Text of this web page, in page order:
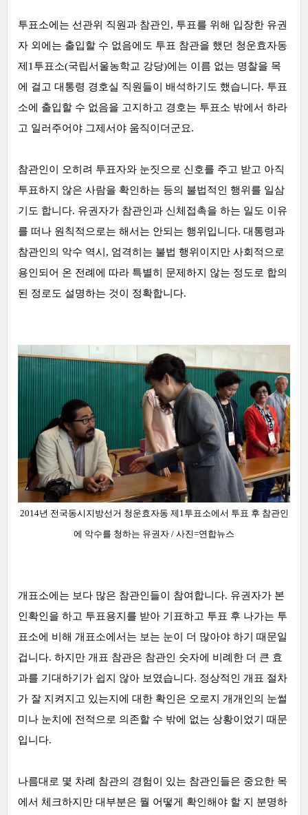
투표소에는 선관위 직원과 참관인, 투표를 위해 입장한 유권
자 외에는 출입할 수 없음에도 투표 참관을 했던 청운효자동
제1투표소(국립서울농학교 강당)에는 이름 없는 명찰을 목
에 걸고 대통령 경호실 직원들이 배석하기도 했습니다. 투표
소에 출입할 수 없음을 고지하고 경호는 투표소 밖에서 하라
고 일러주어야 그제서야 움직이더군요.
참관인이 오히려 투표자와 눈짓으로 신호를 주고 받고 아직
투표하지 않은 사람을 확인하는 등의 불법적인 행위를 일삼
기도 합니다. 유권자가 참관인과 신체접촉을 하는 일도 이유
를 떠나 원칙적으로는 해서는 안되는 행위입니다. 대통령과
참관인의 악수 역시, 엄격히는 불법 행위이지만 사회적으로
용인되어 온 전례에 따라 특별히 문제하지 않는 정도로 합의
된 정로도 설명하는 것이 정확합니다.
2014년 전국동시지방선거 청운효자동 제1투표소에서 투표 후 참관인
에 악수를 청하는 유권자 / 사진=연합뉴스
개표소에는 보다 많은 참관인들이 참여합니다. 유권자가 본
인확인을 하고 투표용지를 받아 기표하고 투표 후 나가는 투
표소에 비해 개표소에서는 보는 눈이 더 많아야 하기 때문일
겁니다. 하지만 개표 참관은 참관인 숫자에 비례한 더 큰 효
과를 기대하기가 쉽지 않아 보였습니다. 정상적인 개표 절차
가 잘 지켜지고 있는지에 대한 확인은 오로지 개개인의 눈썰
미나 눈치에 전적으로 의존할 수 밖에 없는 상황이었기 때문
입니다.
나름대로 몇 차례 참관의 경험이 있는 참관인들은 중요한 목
에서 체크하지만 대부분은 뭘 어떻게 확인해야 할 지 분명하